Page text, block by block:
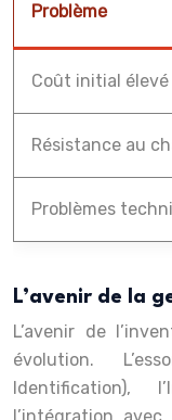
Problème
Coût initial élevé
Résistance au
Problèmes
L’avenir de la
L’avenir de
évolution.
Identification),